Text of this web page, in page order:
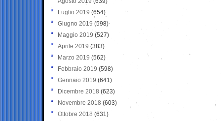
Luglio 2019 (654)
Giugno 2019 (598)
Maggio 2019 (527)
Aprile 2019 (383)
Marzo 2019 (562)
Febbraio 2019 (598)
Gennaio 2019 (641)
Dicembre 2018 (623)
Novembre 2018 (603)
Ottobre 2018 (631)